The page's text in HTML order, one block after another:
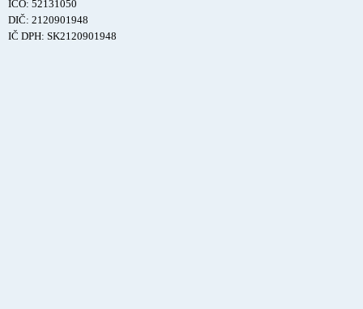
IČO: 52131050
DIČ: 2120901948
IČ DPH: SK2120901948